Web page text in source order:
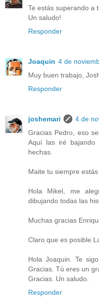
Te estás superando a
Un saludo!
Responder
Joaquin 4 de
Muy buen trabajo,
Responder
joshemari
4 de
Gracias Pedro, eso
Aquí las iré
hechas.
Maite tu siempre
Hola Mikel, me
dibujando todas las
Muchas gracias
Claro que es posible
Hola Joaquin. Te
Gracias. Tú eres un
Gracias. Un saludo.
Responder